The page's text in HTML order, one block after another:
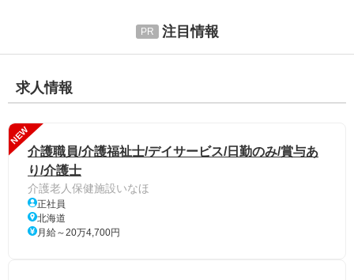
注目情報
求人情報
NEW
介護職員/介護福祉士/デイサービス/日勤のみ/賞与あ
り/介護士
介護老人保健施設いなほ
正社員
北海道
月給～20万4,700円